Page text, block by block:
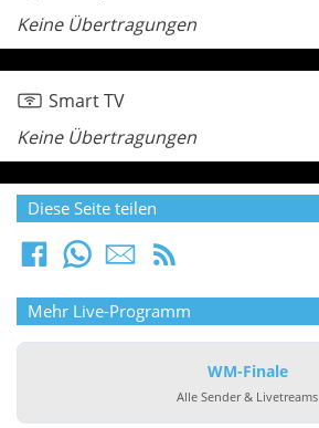
Keine Übertragungen
Smart TV
Keine Übertragungen
Diese Seite teilen
Mehr Live-Programm
WM-Finale
Alle Sender & Livetreams